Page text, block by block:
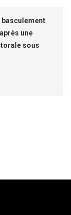
basculement
une
sous